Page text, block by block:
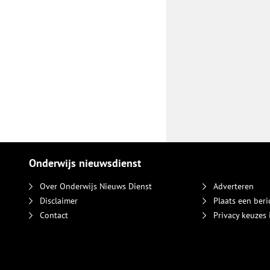
Onderwijs nieuwsdienst
Over Onderwijs Nieuws Dienst
Disclaimer
Contact
Adverteren
Plaats een
Privacy